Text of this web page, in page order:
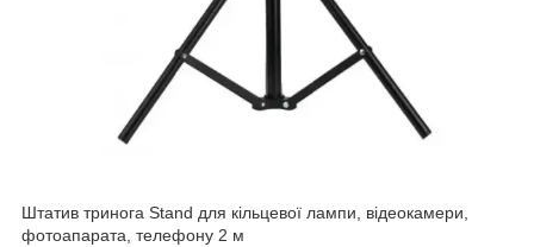
Штатив тринога Stand для кільцевої лампи, відеокамери,
фотоапарата, телефону 2 м